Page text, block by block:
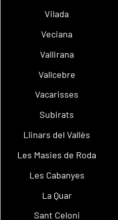
Vilada
Veciana
Vallirana
Vallcebre
Vacarisses
Subirats
Llinars del Vallès
Les Masies de Roda
Les Cabanyes
La Quar
Sant Celoni